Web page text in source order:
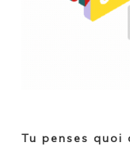
Tu penses quoi